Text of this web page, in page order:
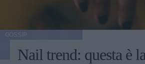
Nail trend: questa è